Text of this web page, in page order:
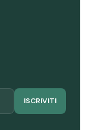
ISCRIVITI